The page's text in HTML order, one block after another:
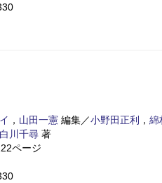
， 山田一憲 編集／小野田正利 ， 綿
白川千尋 著
ページ